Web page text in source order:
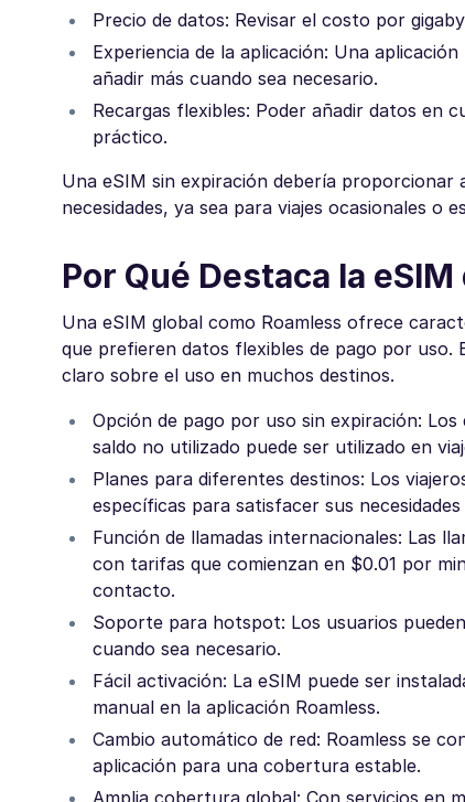
Precio de datos: Revisar el costo por
Experiencia de la aplicación: Una
añadir más cuando sea necesario.
Recargas flexibles: Poder añadir datos en
práctico.
Una eSIM sin expiración debería
necesidades, ya sea para viajes ocasionales o
Por Qué Destaca la
Una eSIM global como Roamless ofrece
que prefieren datos flexibles de pago por
claro sobre el uso en muchos destinos.
Opción de pago por uso sin expiración:
saldo no utilizado puede ser utilizado en
Planes para diferentes destinos: Los
específicas para satisfacer sus
Función de llamadas internacionales: Las
con tarifas que comienzan en $0.01 por
contacto.
Soporte para hotspot: Los usuarios
cuando sea necesario.
Fácil activación: La eSIM puede ser
manual en la aplicación Roamless.
Cambio automático de red: Roamless se
aplicación para una cobertura estable.